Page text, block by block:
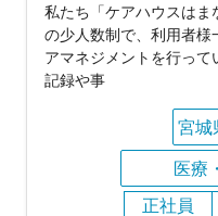
私たち「ケアハウスは
の少人数制で、利用者
アマネジメントを行って
記録や事
宮城
医療
正社員